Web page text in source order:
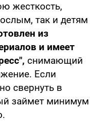
жесткость,
так и детям
из
и имеет
снимающий
Если
свернуть в
займет минимум